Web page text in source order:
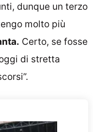
dunque un terzo
molto più
Certo, se fosse
di stretta